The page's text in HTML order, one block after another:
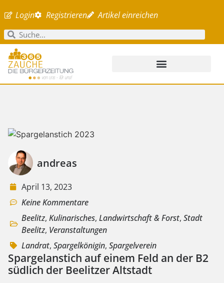
Login Registrieren Artikel einreichen
andreas
April 13, 2023
Keine Kommentare
Beelitz, Kulinarisches, Landwirtschaft & Forst, Stadt
Beelitz, Veranstaltungen
Landrat, Spargelkönigin, Spargelverein
Spargelanstich auf einem Feld an der B2
südlich der Beelitzer Altstadt